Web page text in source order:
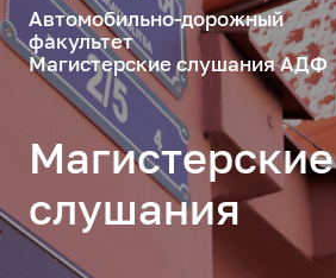
Автомобильно-дорожный
факультет
Магистерские слушания АДФ
Магистерские
слушания